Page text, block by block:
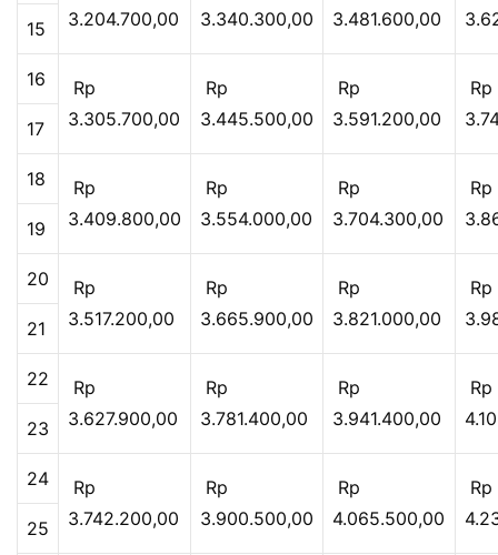
3.204.700,00
3.340.300,00
3.481.600,00
15
16
Rp
3.305.700,00
Rp
3.445.500,00
Rp
3.591.200,00
Rp
17
18
Rp
3.409.800,00
Rp
3.554.000,00
Rp
3.704.300,00
Rp
19
20
Rp
3.517.200,00
Rp
3.665.900,00
Rp
3.821.000,00
Rp
21
22
Rp
3.627.900,00
Rp
3.781.400,00
Rp
3.941.400,00
Rp
23
24
Rp
3.742.200,00
Rp
3.900.500,00
Rp
4.065.500,00
Rp
25